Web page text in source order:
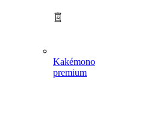
Kakémono
premium